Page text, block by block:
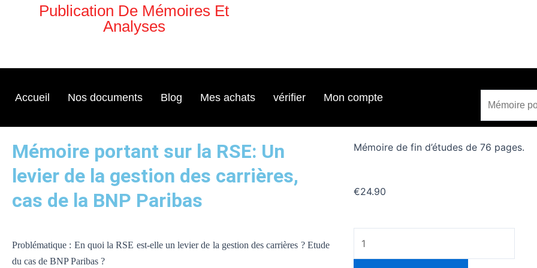
Publication De Mémoires Et
Analyses
Accueil Nos documents Blog Mes achats vérifier Mon compte
Mémoire portant sur la RSE: Un
levier de la gestion des carrières,
cas de la BNP Paribas
Problématique : En quoi la RSE est-elle un levier de la gestion des carrières ? Etude
du cas de BNP Paribas ?
Mémoire de fin d’études de 76 pages.
€24.90
de